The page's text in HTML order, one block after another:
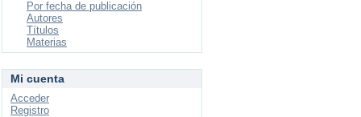
Por fecha de publicación
Autores
Títulos
Materias
Mi cuenta
Acceder
Registro